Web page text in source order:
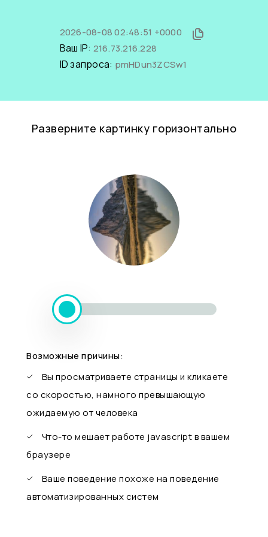
2026-08-08 02:48:51 +0000
Ваш IP: 216.73.216.228
ID запроса: pmHDun3ZCSw1
Разверните картинку горизонтально
Возможные причины:
Вы просматриваете страницы и кликаете
со скоростью, намного превышающую
ожидаемую от человека
Что-то мешает работе javascript в вашем
браузере
Ваше поведение похоже на поведение
автоматизированных систем